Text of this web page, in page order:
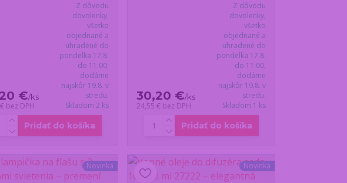
€/ks
bez DPH
Z dôvodu
dovolenky,
všetko
objednané a
uhradené do
pondelka 17.8.
do 11:00,
dodáme
najskôr 19.8. v
stredu.
Skladom 2 ks
Pridať do košíka
30,20 €/ks
24,55 € bez DPH
Z dôvodu
dovolenky,
všetko
objednané a
uhradené do
pondelka 17.8.
do 11:00,
dodáme
najskôr 19.8. v
stredu.
Skladom 1 ks
Pridať do košíka
Novinka Novinka